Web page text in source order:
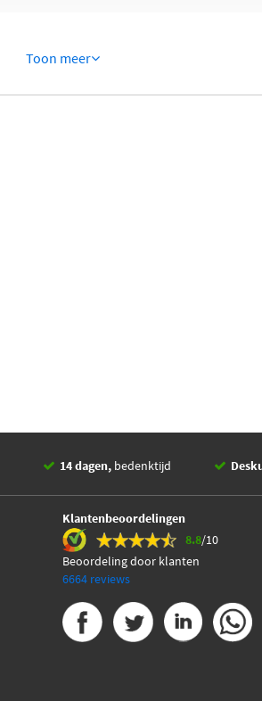
Toon meer
14 dagen, bedenktijd
Klantenbeoordelingen
8.8/10
Beoordeling door klanten
6664 reviews